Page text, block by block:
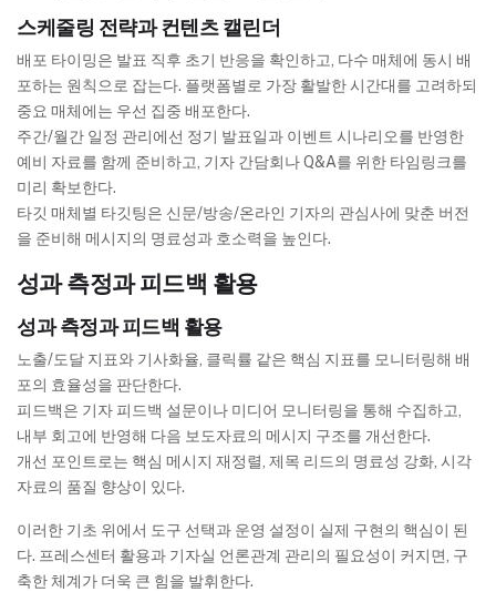
스케줄링 전략과 컨텐츠 캘린더
배포 타이밍은 발표 직후 초기 반응을 확인하고, 다수 매체에 동시 배
포하는 원칙으로 잡는다. 플랫폼별로 가장 활발한 시간대를 고려하되
중요 매체에는 우선 집중 배포한다.
주간/월간 일정 관리에선 정기 발표일과 이벤트 시나리오를 반영한
예비 자료를 함께 준비하고, 기자 간담회나 Q&A를 위한 타임링크를
미리 확보한다.
타깃 매체별 타깃팅은 신문/방송/온라인 기자의 관심사에 맞춘 버전
을 준비해 메시지의 명료성과 호소력을 높인다.
성과 측정과 피드백 활용
성과 측정과 피드백 활용
노출/도달 지표와 기사화율, 클릭률 같은 핵심 지표를 모니터링해 배
포의 효율성을 판단한다.
피드백은 기자 피드백 설문이나 미디어 모니터링을 통해 수집하고,
내부 회고에 반영해 다음 보도자료의 메시지 구조를 개선한다.
개선 포인트로는 핵심 메시지 재정렬, 제목 리드의 명료성 강화, 시각
자료의 품질 향상이 있다.
이러한 기초 위에서 도구 선택과 운영 설정이 실제 구현의 핵심이 된
다. 프레스센터 활용과 기자실 언론관계 관리의 필요성이 커지면, 구
축한 체계가 더욱 큰 힘을 발휘한다.